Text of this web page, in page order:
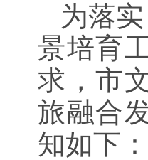
为落
景培育
求，市
旅融合
知如下：